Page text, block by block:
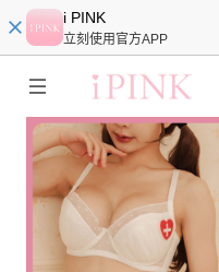
i PINK
立刻使用官方APP